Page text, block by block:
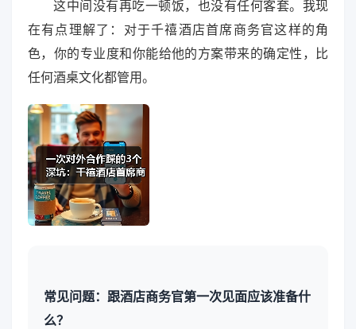
这中间没有再吃一顿饭，也没有任何客套。我现
在有点理解了：对于千禧酒店首席商务官这样的角
色，你的专业度和你能给他的方案带来的确定性，比
任何酒桌文化都管用。
常见问题：跟酒店商务官第一次见面应该准备什
么？